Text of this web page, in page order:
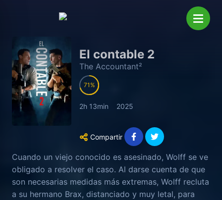
El contable 2
The Accountant²
71
2h 13min 2025
Compartir
Cuando un viejo conocido es asesinado, Wolff se ve
obligado a resolver el caso. Al darse cuenta de que
son necesarias medidas más extremas, Wolff recluta
a su hermano Brax, distanciado y muy letal, para